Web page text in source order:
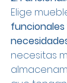
Elige
funcionales
necesitas